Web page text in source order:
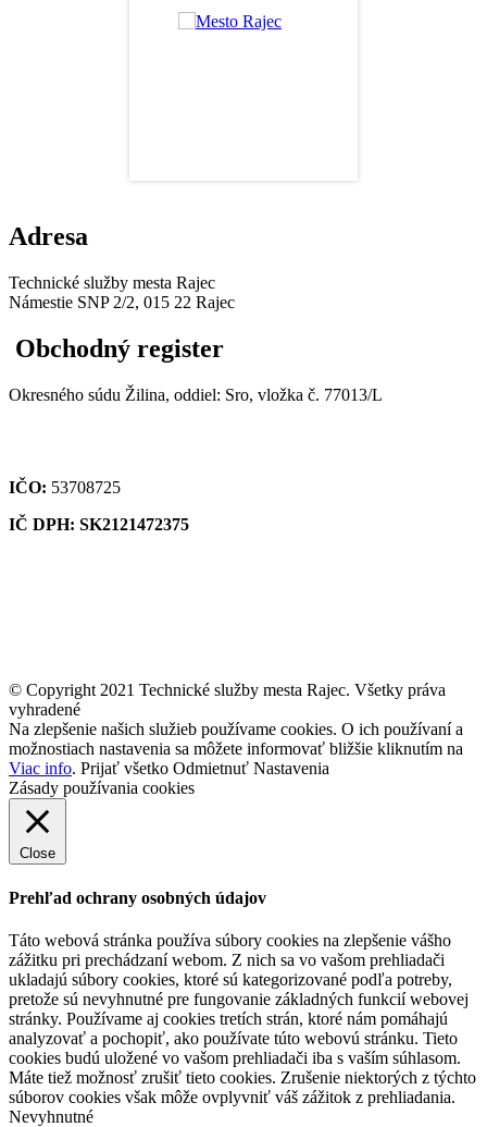
Adresa
Technické služby mesta Rajec
Námestie SNP 2/2, 015 22 Rajec
Obchodný register
Okresného súdu Žilina, oddiel: Sro, vložka č. 77013/L
IČO: 53708725
IČ DPH: SK2121472375
© Copyright 2021 Technické služby mesta Rajec. Všetky práva
vyhradené
Na zlepšenie našich služieb používame cookies. O ich používaní a
možnostiach nastavenia sa môžete informovať bližšie kliknutím na
Viac info. Prijať všetko Odmietnuť Nastavenia
Zásady používania cookies
Close
Prehľad ochrany osobných údajov
Táto webová stránka používa súbory cookies na zlepšenie vášho
zážitku pri prechádzaní webom. Z nich sa vo vašom prehliadači
ukladajú súbory cookies, ktoré sú kategorizované podľa potreby,
pretože sú nevyhnutné pre fungovanie základných funkcií webovej
stránky. Používame aj cookies tretích strán, ktoré nám pomáhajú
analyzovať a pochopiť, ako používate túto webovú stránku. Tieto
cookies budú uložené vo vašom prehliadači iba s vaším súhlasom.
Máte tiež možnosť zrušiť tieto cookies. Zrušenie niektorých z týchto
súborov cookies však môže ovplyvniť váš zážitok z prehliadania.
Nevyhnutné